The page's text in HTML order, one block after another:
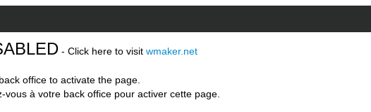
- Click here to visit wmaker.net
office to activate the page.
à votre back office pour activer cette page.